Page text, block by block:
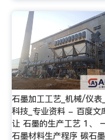
石墨加工工艺_机械/仪表
科技_专业资料 - 百度文
让 石墨的生产工艺 1、
石墨材料生产程序 碳石